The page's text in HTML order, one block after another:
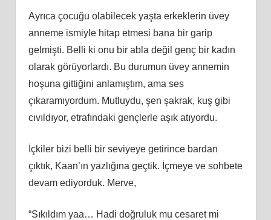
Ayrıca çocuğu olabilecek yaşta erkeklerin üvey
anneme ismiyle hitap etmesi bana bir garip
gelmişti. Belli ki onu bir abla değil genç bir kadın
olarak görüyorlardı. Bu durumun üvey annemin
hoşuna gittiğini anlamıştım, ama ses
çıkaramıyordum. Mutluydu, şen şakrak, kuş gibi
cıvıldıyor, etrafındaki gençlerle aşık atıyordu.
İçkiler bizi belli bir seviyeye getirince bardan
çıktık, Kaan’ın yazlığına geçtik. İçmeye ve sohbete
devam ediyorduk. Merve,
“Sıkıldım yaa… Hadi doğruluk mu cesaret mi